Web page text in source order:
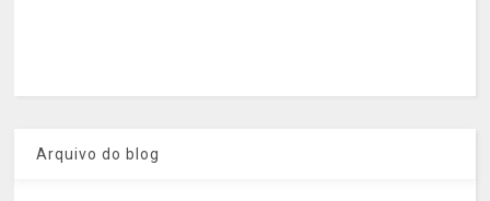
Arquivo do blog